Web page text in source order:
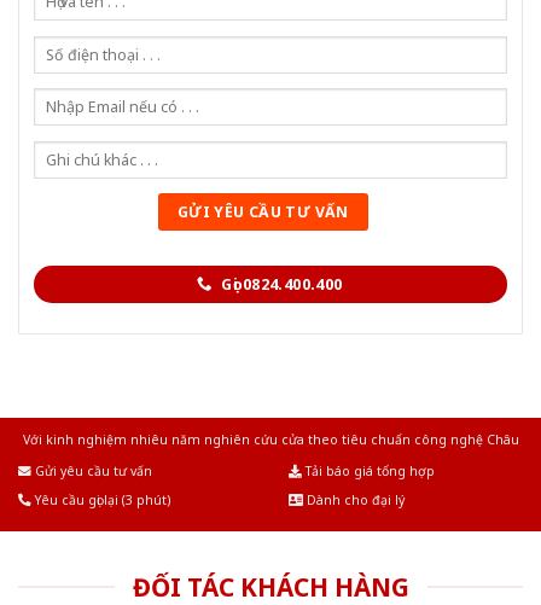
Gọi 0824.400.400
Với kinh nghiệm nhiêu năm nghiên cứu cửa theo tiêu chuẩn công nghệ Châu
Gửi yêu cầu tư vấn
Tải báo giá tổng hợp
Yêu cầu gọi lại (3 phút)
Dành cho đại lý
ĐỐI TÁC KHÁCH HÀNG